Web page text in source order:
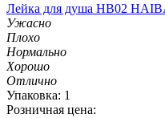
Лейка для душа HB02
Ужасно
Плохо
Нормально
Хорошо
Отлично
Упаковка: 1
Розничная цена: